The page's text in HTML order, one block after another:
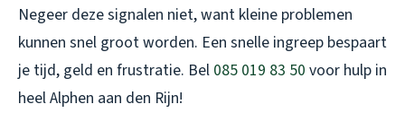
Negeer deze signalen niet, want kleine problemen
kunnen snel groot worden. Een snelle ingreep bespaart
je tijd, geld en frustratie. Bel 085 019 83 50 voor hulp in
heel Alphen aan den Rijn!